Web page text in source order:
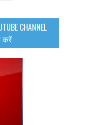
CHANNEL
करें